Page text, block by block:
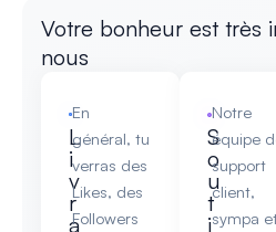
Votre bonheur est très
nous
L
i
v
r
a
En
général, tu
verras des
Likes, des
Followers
S
o
u
t
i
Notre
équipe
support
client,
sympa